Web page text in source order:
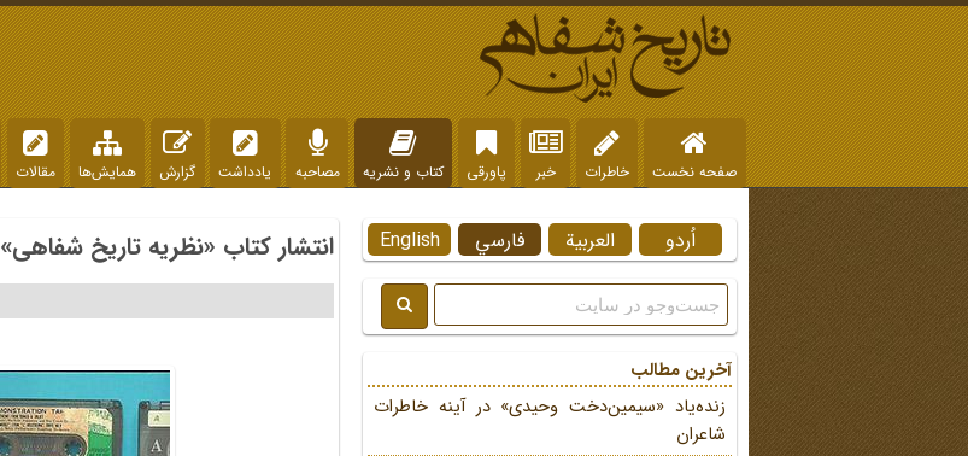
صفحه نخست خاطرات خبر پاورقی کتاب و نشریه مصاحبه یادداشت گزارش همایش‌ها مقالات
انتشار کتاب «نظریه تاریخ شفاهی» English فارسي العربية اُردو
آخرین مطالب
زنده‌یاد «سیمین‌دخت وحیدی» در آینه خاطرات
شاعران